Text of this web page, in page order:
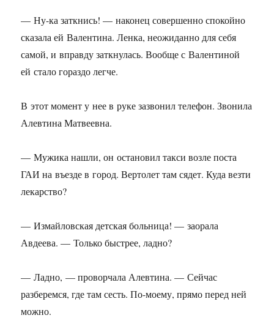
— Ну-ка заткнись! — наконец совершенно спокойно
сказала ей Валентина. Ленка, неожиданно для себя
самой, и вправду заткнулась. Вообще с Валентиной
ей стало гораздо легче.
В этот момент у нее в руке зазвонил телефон. Звонила
Алевтина Матвеевна.
— Мужика нашли, он остановил такси возле поста
ГАИ на въезде в город. Вертолет там сядет. Куда везти
лекарство?
— Измайловская детская больница! — заорала
Авдеева. — Только быстрее, ладно?
— Ладно, — проворчала Алевтина. — Сейчас
разберемся, где там сесть. По-моему, прямо перед ней
можно.